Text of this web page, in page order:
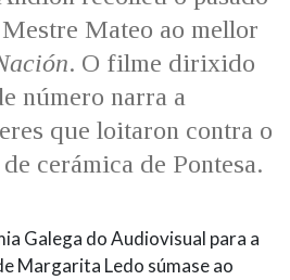
IDENTIDADE CORPORATIVA
MARCIAL DEL ADALID
CASA-MUSEO EMILIA PARDO
BAZÁN
FIGURAS HOMENAXEADAS
HISTORIA
60 ANOS DLG
PRIMAVERA DAS LETRAS
PORTAL DAS PALABRAS
Mateo ao mellor
. O filme dirixido
número narra a
que loitaron contra o
cerámica de Pontesa.
Galega do Audiovisual para a
Margarita Ledo súmase ao